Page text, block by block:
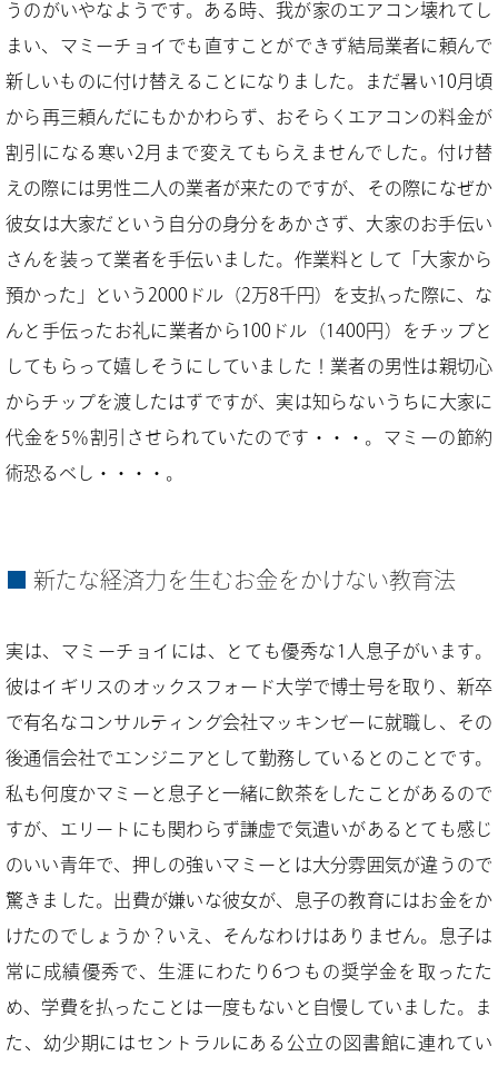
うのがいやなようです。ある時、我が家のエアコン壊れてし
まい、マミーチョイでも直すことができず結局業者に頼んで
新しいものに付け替えることになりました。まだ暑い10月頃
から再三頼んだにもかかわらず、おそらくエアコンの料金が
割引になる寒い2月まで変えてもらえませんでした。付け替
えの際には男性二人の業者が来たのですが、その際になぜか
彼女は大家だという自分の身分をあかさず、大家のお手伝い
さんを装って業者を手伝いました。作業料として「大家から
預かった」という2000ドル（2万8千円）を支払った際に、な
んと手伝ったお礼に業者から100ドル（1400円）をチップと
してもらって嬉しそうにしていました！業者の男性は親切心
からチップを渡したはずですが、実は知らないうちに大家に
代金を5％割引させられていたのです・・・。マミーの節約
術恐るべし・・・・。
新たな経済力を生むお金をかけない教育法
実は、マミーチョイには、とても優秀な1人息子がいます。
彼はイギリスのオックスフォード大学で博士号を取り、新卒
で有名なコンサルティング会社マッキンゼーに就職し、その
後通信会社でエンジニアとして勤務しているとのことです。
私も何度かマミーと息子と一緒に飲茶をしたことがあるので
すが、エリートにも関わらず謙虚で気遣いがあるとても感じ
のいい青年で、押しの強いマミーとは大分雰囲気が違うので
驚きました。出費が嫌いな彼女が、息子の教育にはお金をか
けたのでしょうか？いえ、そんなわけはありません。息子は
常に成績優秀で、生涯にわたり6つもの奨学金を取ったた
め、学費を払ったことは一度もないと自慢していました。ま
た、幼少期にはセントラルにある公立の図書館に連れてい